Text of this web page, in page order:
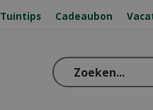
Tuintips Cadeaubon